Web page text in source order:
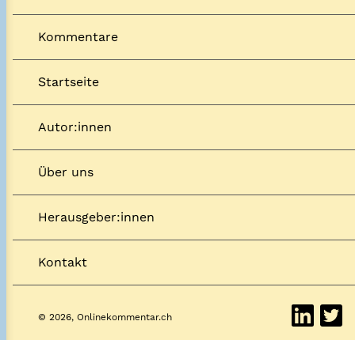
Kommentare
Startseite
Autor:innen
Über uns
Herausgeber:innen
Kontakt
© 2026, Onlinekommentar.ch